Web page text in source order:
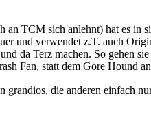
TCM sich anlehnt) hat es
und verwendet z.T. auch
da Terz machen. So
Fan, statt dem Gore Hound
die anderen einfach